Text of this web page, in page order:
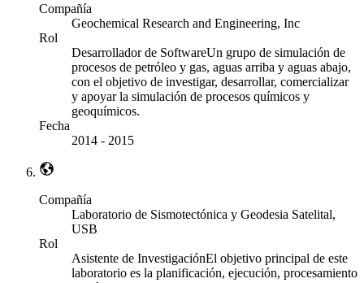
Compañía
Geochemical Research and Engineering, Inc
Rol
Desarrollador de SoftwareUn grupo de simulación de
procesos de petróleo y gas, aguas arriba y aguas abajo,
con el objetivo de investigar, desarrollar, comercializar
y apoyar la simulación de procesos químicos y
geoquímicos.
Fecha
2014 - 2015
Compañía
Laboratorio de Sismotectónica y Geodesia Satelital,
USB
Rol
Asistente de InvestigaciónEl objetivo principal de este
laboratorio es la planificación, ejecución, procesamiento